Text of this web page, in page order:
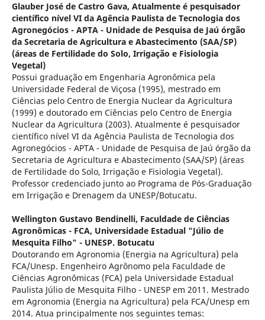
Glauber José de Castro Gava, Atualmente é pesquisador
científico nível VI da Agência Paulista de Tecnologia dos
Agronegócios - APTA - Unidade de Pesquisa de Jaú órgão
da Secretaria de Agricultura e Abastecimento (SAA/SP)
(áreas de Fertilidade do Solo, Irrigação e Fisiologia
Vegetal)
Possui graduação em Engenharia Agronômica pela
Universidade Federal de Viçosa (1995), mestrado em
Ciências pelo Centro de Energia Nuclear da Agricultura
(1999) e doutorado em Ciências pelo Centro de Energia
Nuclear da Agricultura (2003). Atualmente é pesquisador
científico nível VI da Agência Paulista de Tecnologia dos
Agronegócios - APTA - Unidade de Pesquisa de Jaú órgão da
Secretaria de Agricultura e Abastecimento (SAA/SP) (áreas
de Fertilidade do Solo, Irrigação e Fisiologia Vegetal).
Professor credenciado junto ao Programa de Pós-Graduação
em Irrigação e Drenagem da UNESP/Botucatu.
Wellington Gustavo Bendinelli, Faculdade de Ciências
Agronômicas - FCA, Universidade Estadual "Júlio de
Mesquita Filho" - UNESP. Botucatu
Doutorando em Agronomia (Energia na Agricultura) pela
FCA/Unesp. Engenheiro Agrônomo pela Faculdade de
Ciências Agronômicas (FCA) pela Universidade Estadual
Paulista Júlio de Mesquita Filho - UNESP em 2011. Mestrado
em Agronomia (Energia na Agricultura) pela FCA/Unesp em
2014. Atua principalmente nos seguintes temas: